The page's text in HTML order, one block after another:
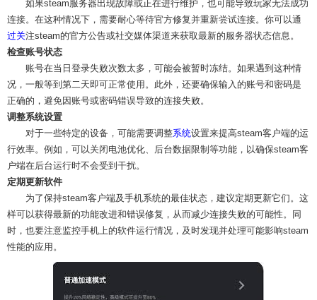
如果steam服务器出现故障或正在进行维护，也可能导致玩家无法成功
连接。在这种情况下，需要耐心等待官方修复并重新尝试连接。你可以通
过关注steam的官方公告或社交媒体渠道来获取最新的服务器状态信息。
检查账号状态
账号在当日登录失败次数太多，可能会被暂时冻结。如果遇到这种情
况，一般等到第二天即可正常使用。此外，还要确保输入的账号和密码是
正确的，避免因账号或密码错误导致的连接失败。
调整系统设置
对于一些特定的设备，可能需要调整系统设置来提高steam客户端的运
行效率。例如，可以关闭电池优化、后台数据限制等功能，以确保steam客
户端在后台运行时不会受到干扰。
定期更新软件
为了保持steam客户端及手机系统的最佳状态，建议定期更新它们。这
样可以获得最新的功能改进和错误修复，从而减少连接失败的可能性。同
时，也要注意监控手机上的软件运行情况，及时发现并处理可能影响steam
性能的应用。